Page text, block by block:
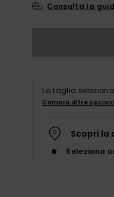
Consulta la
La taglia
Compra altre opzioni
Scopri la
Seleziona